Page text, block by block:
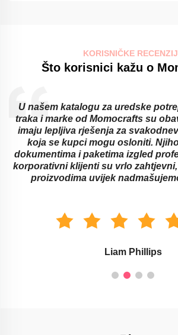
KORISNIČKE
Što korisnici kažu o
našem katalogu za uredske
i marke od Momocrafts su
lepljiva rješenja za svakodnevnu
koja se kupci mogu osloniti. Njihovi
i paketima izgled
klijenti su vrlo zahtjevni, ali s
proizvodima uvijek nadmašujemo
Liam Phillips